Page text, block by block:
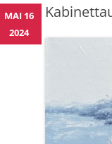
MAI 16
2024